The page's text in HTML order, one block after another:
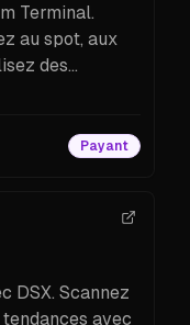
Terminal.
au spot, aux
des
Payant
DSX. Scannez
avec